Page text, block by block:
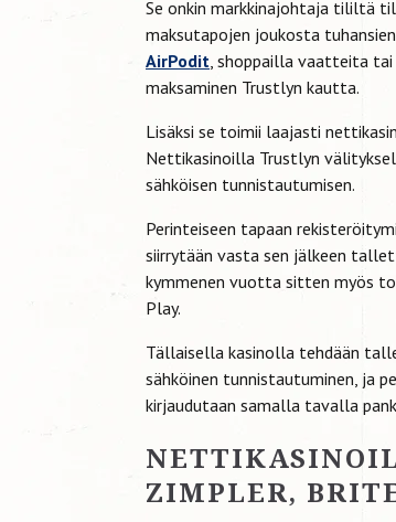
Se onkin markkinajohtaja tililtä
maksutapojen joukosta
AirPodit , shoppailla vaatteita
maksaminen Trustlyn kautta.
Lisäksi se toimii laajasti
Nettikasinoilla Trustlyn
sähköisen tunnistautumisen.
Perinteiseen tapaan
siirrytään vasta sen jälkeen
kymmenen vuotta sitten myös
Play.
Tällaisella kasinolla tehdään
sähköinen tunnistautuminen, ja
kirjaudutaan samalla tavalla
ZIMPLER,